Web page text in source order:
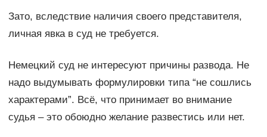
Зато, вследствие наличия своего представителя,
личная явка в суд не требуется.
Немецкий суд не интересуют причины развода. Не
надо выдумывать формулировки типа “не сошлись
характерами”. Всё, что принимает во внимание
судья – это обоюдно желание развестись или нет.